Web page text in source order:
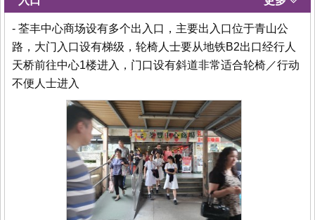
- 荃丰中心商场设有多个出入口，主要出入口位于青山公
路，大门入口设有梯级，轮椅人士要从地铁B2出口经行人
天桥前往中心1楼进入，门口设有斜道非常适合轮椅／行动
不便人士进入